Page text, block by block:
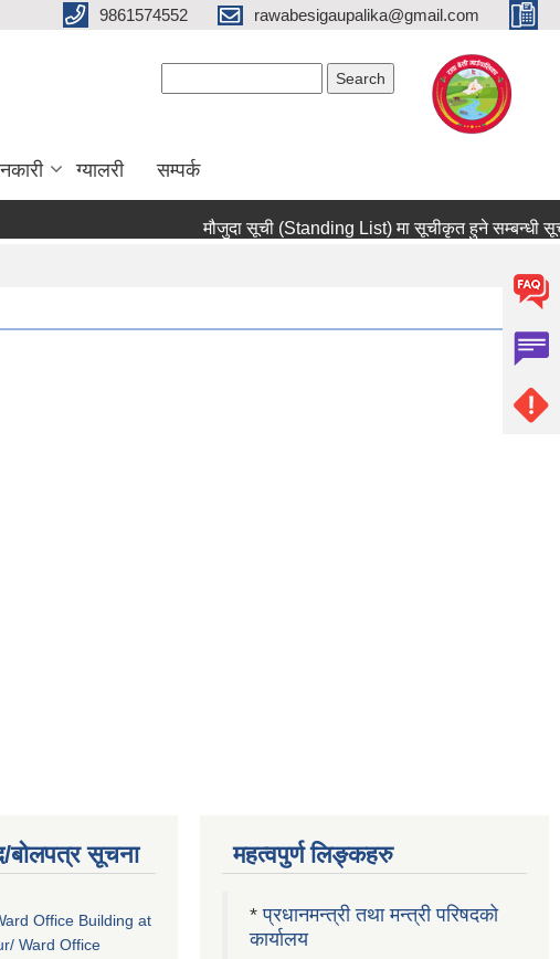
9861574552 rawabesigaupalika@gmail.com
ग्यालरी सम्पर्क
मौजुदा सूची (Standing List) मा सूचीकृत हुने सम्बन्धी सूचना
बोलपत्र सूचना
Office Building at
Ward Office
महत्वपुर्ण लिङ्कहरु
*प्रधानमन्त्री तथा मन्त्री परिषदको
कार्यालय